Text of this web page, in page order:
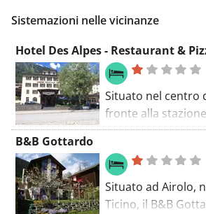
600m. La
7,1%, con una
Sistemazioni nelle vicinanze
Hotel Des Alpes - Restaurant &
Situato nel centro
fronte alla
città, l'Hotel Des
gratuita nelle
reception.
B&B Gottardo
Situato ad Airolo,
Ticino, il B&B